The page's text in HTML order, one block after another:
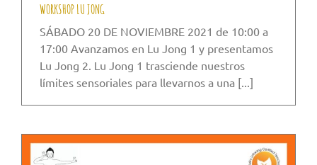
WORKSHOP LU JONG
SÁBADO 20 DE NOVIEMBRE 2021 de 10:00 a
17:00 Avanzamos en Lu Jong 1 y presentamos
Lu Jong 2. Lu Jong 1 trasciende nuestros
límites sensoriales para llevarnos a una [...]